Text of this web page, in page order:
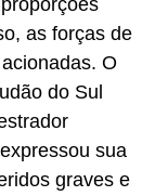
as forças de
O
do Sul
sua
graves e